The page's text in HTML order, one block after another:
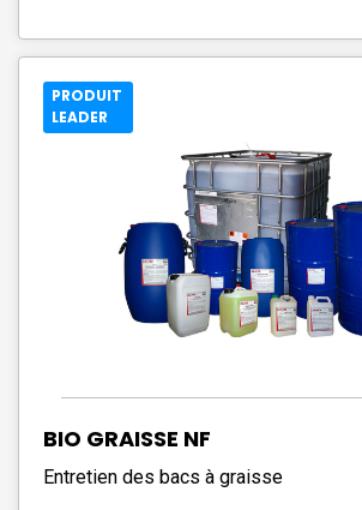
PRODUIT
LEADER
BIO GRAISSE NF
Entretien des bacs à graisse